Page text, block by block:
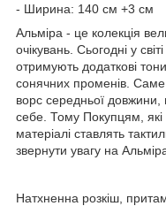
- Ширина: 140 см +3 см
Альміра - це колекція
очікувань. Сьогодні у
отримують додаткові
сонячних променів. Саме
ворс середньої
себе. Тому Покупцям,
матеріалі ставлять
звернути увагу на
Натхненна розкіш,